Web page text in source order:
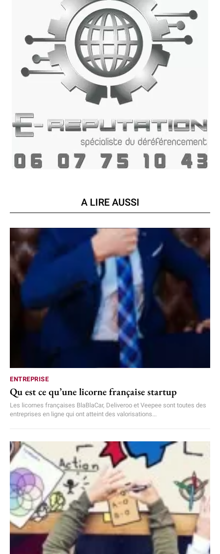
A LIRE AUSSI
ENTREPRISE
Qu est ce qu’une licorne française startup
Les licornes françaises BlaBlaCar, Deliveroo et Veepee sont toutes des
entreprises en ligne qui ont atteint des valorisations...